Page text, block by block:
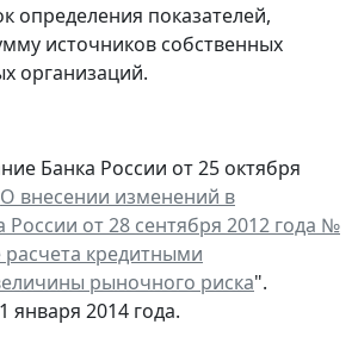
определения показателей,
источников собственных
организаций.
Банка России от 25 октября
О внесении изменений в
от 28 сентября 2012 года №
кредитными
рыночного риска".
1 января 2014 года.